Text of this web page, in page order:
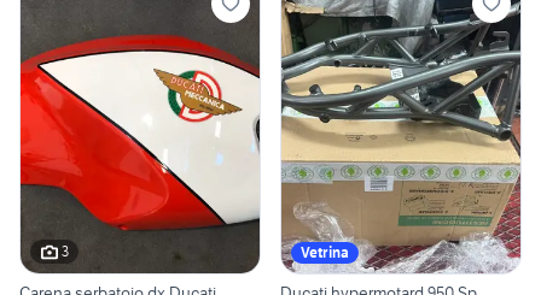
3 Vetrina